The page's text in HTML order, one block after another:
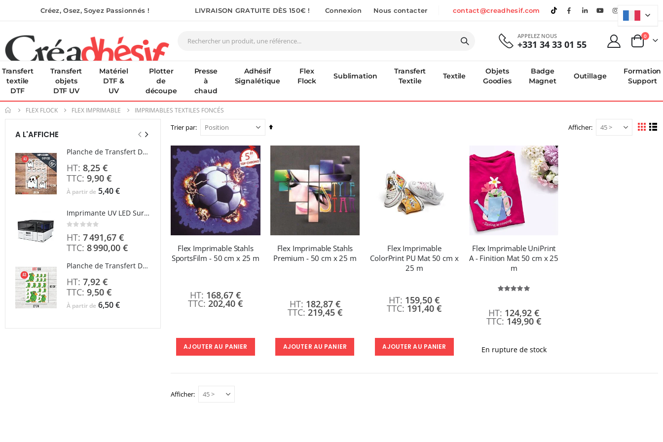
Créez, Osez, Soyez Passionnés ! LIVRAISON GRATUITE DÈS 150€ ! Connexion Nous contacter contact@creadhesif.com
APPELEZ NOUS
+331 34 33 01 55 Panier
0
Transfert
textile
DTF
Transfert
objets
DTF UV
Matériel
DTF &
UV
Plotter
de
découpe
Presse
à
chaud
Adhésif
Signalétique
Flex
Flock
Sublimation
Transfert
Textile
Textile
Objets
Goodies
Badge
Magnet
Outillage
Formation
Support
FLEX FLOCK FLEX IMPRIMABLE IMPRIMABLES TEXTILES FONCÉS
Trier par
Par
Afficher
Afficher
Grille
Flex Imprimable Stahls
SportsFilm - 50 cm x 25 m
202,40 €
168,67 €
AJOUTER AU PANIER
Flex Imprimable Stahls
Premium - 50 cm x 25 m
219,45 €
182,87 €
AJOUTER AU PANIER
Flex Imprimable
ColorPrint PU Mat 50 cm x
25 m
191,40 €
159,50 €
AJOUTER AU PANIER
Flex Imprimable UniPrint
A - Finition Mat 50 cm x 25
m
Évaluation:
149,90 €
124,92 €
En rupture de stock
Afficher
A L'AFFICHE
Planche de Transfert DTF - Format A3 - 28 x 42 cm - Expédié en 6 heures
9,90 €
8,25 €
À partir de 5,40 €
Imprimante UV LED SureColor SC-V1000 EPSON - Garantie 3 ans
Rating:
0%
8 990,00 €
7 491,67 €
Planche de Transfert DTF UV - Format A3 - 27 x 42 cm
9,50 €
7,92 €
À partir de 6,50 €
49,00 €
40,83 €
Rating:
0%
1 621,14 €
1 350,95 €
Formation en présentiel (demi-journée)
Rating:
0%
289,00 €
240,83 €
Nouveauté ! Tour de rangement pour Flex ou Vinyle - 36 emplacements
59,99 €